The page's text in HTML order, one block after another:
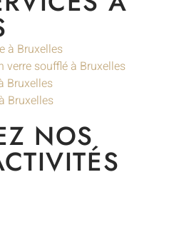
à Bruxelles
verre soufflé à Bruxelles
Bruxelles
Bruxelles
NOS